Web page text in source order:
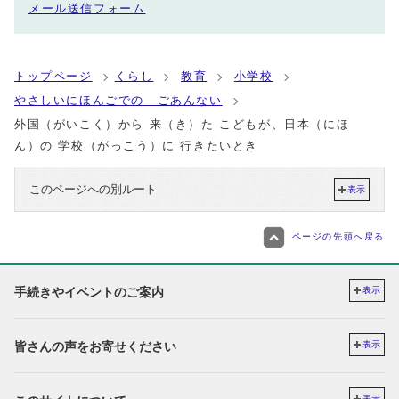
メール送信フォーム
トップページ くらし 教育
小学校
やさしいにほんごでの ごあんない
外国（がいこく）から 来（き）た こどもが、日本（にほ
ん）の 学校（がっこう）に 行きたいとき
このページへの別ルート 表示
ページの先頭へ戻る
手続きやイベントのご案内 表示
皆さんの声をお寄せください 表示